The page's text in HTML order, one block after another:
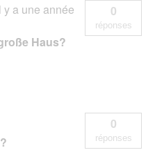
y a une année
Haus?
0
réponses
0
réponses